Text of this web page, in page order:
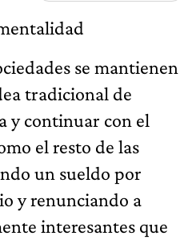
se mantienen
tradicional de
y continuar con el
el resto de las
un sueldo por
y renunciando a
interesantes que